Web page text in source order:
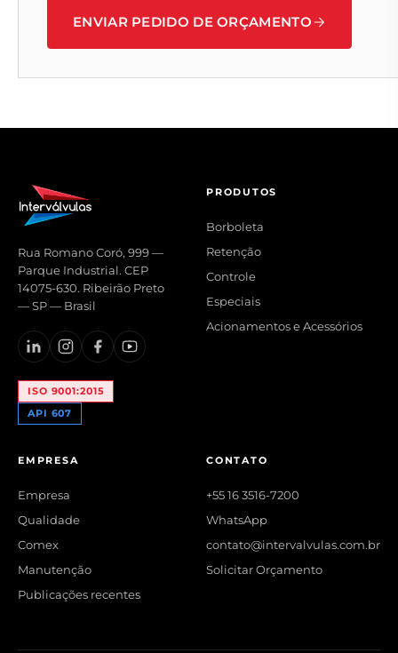
ENVIAR PEDIDO DE ORÇAMENTO
Rua Romano Coró, 999 —
Parque Industrial. CEP
14075-630. Ribeirão Preto
— SP — Brasil
ISO 9001:2015
API 607
PRODUTOS
Borboleta
Retenção
Controle
Especiais
Acionamentos e Acessórios
EMPRESA
Empresa
Qualidade
Comex
Manutenção
Publicações recentes
CONTATO
+55 16 3516-7200
WhatsApp
contato@intervalvulas.com.br
Solicitar Orçamento